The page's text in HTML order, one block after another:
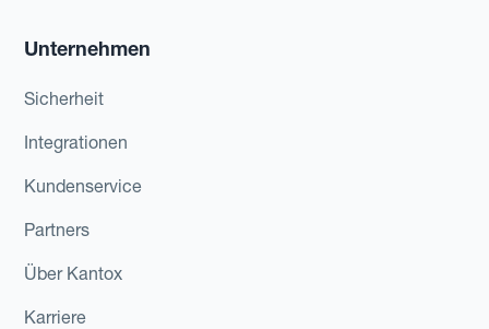
Unternehmen
Sicherheit
Integrationen
Kundenservice
Partners
Über Kantox
Karriere